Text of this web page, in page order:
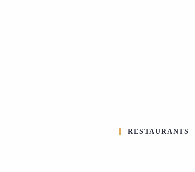
RESTAURANTS